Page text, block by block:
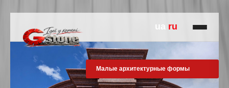
ua ru
Панно из оникса